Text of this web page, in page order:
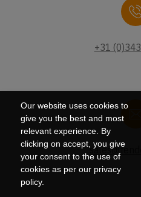
Our website uses cookies to
give you the best and most
relevant experience. By
clicking on accept, you give
your consent to the use of
cookies as per our privacy
policy.
+31